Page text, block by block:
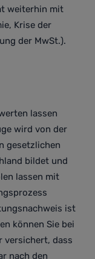
weiterhin mit
Krise der
der MwSt.).
lassen
wird von der
gesetzlichen
bildet und
lassen mit
ist
können Sie bei
versichert, dass
nach den